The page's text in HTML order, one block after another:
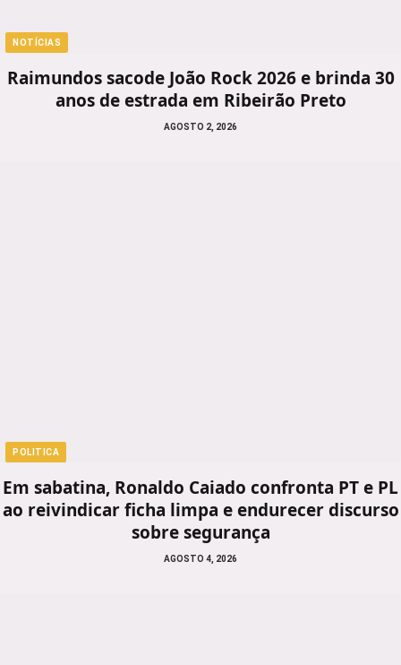
NOTÍCIAS
Raimundos sacode João Rock 2026 e brinda 30
anos de estrada em Ribeirão Preto
AGOSTO 2, 2026
POLITICA
Em sabatina, Ronaldo Caiado confronta PT e PL
ao reivindicar ficha limpa e endurecer discurso
sobre segurança
AGOSTO 4, 2026